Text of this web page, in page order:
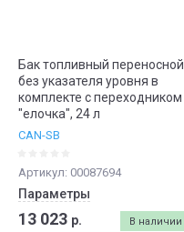
Бак топливный переносной
без указателя уровня в
комплекте с переходником
"елочка", 24 л
CAN-SB
Артикул: 00087694
Параметры
В наличии
13 023 р.